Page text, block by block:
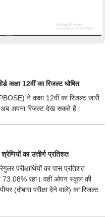
12वीं का रिजल्ट घोषित
ने कक्षा 12वीं का रिजल्ट जारी
अब अपना रिजल्ट देख सकते हैं।
का उत्तीर्ण प्रतिशत
परीक्षार्थियों का पास प्रतिशत
73.08% रहा। वहीं ओपन स्कूल की
(दोबारा परीक्षा देने वाले) का रिजल्ट